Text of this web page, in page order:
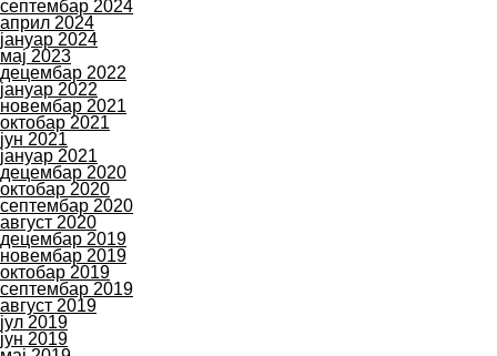
септембар 2024
април 2024
јануар 2024
мај 2023
децембар 2022
јануар 2022
новембар 2021
октобар 2021
јун 2021
јануар 2021
децембар 2020
октобар 2020
септембар 2020
август 2020
децембар 2019
новембар 2019
октобар 2019
септембар 2019
август 2019
јул 2019
јун 2019